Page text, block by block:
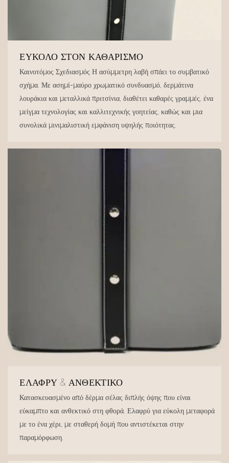
ΕΎΚΟΛΟ ΣΤΟΝ ΚΑΘΑΡΙΣΜΌ
Καινοτόμος Σχεδιασμός Η ασύμμετρη λαβή σπάει το συμβατικό
σχήμα. Με ασημί-μαύρο χρωματικό συνδυασμό, δερμάτινα
λουράκια και μεταλλικά πριτσίνια, διαθέτει καθαρές γραμμές, ένα
μείγμα τεχνολογίας και καλλιτεχνικής γοητείας, καθώς και μια
συνολικά μινιμαλιστική εμφάνιση υψηλής ποιότητας.
ΕΛΑΦΡΎ & ΑΝΘΕΚΤΙΚΌ
Κατασκευασμένο από δέρμα σέλας διπλής όψης που είναι
εύκαμπτο και ανθεκτικό στη φθορά. Ελαφρύ για εύκολη μεταφορά
με το ένα χέρι, με σταθερή δομή που αντιστέκεται στην
παραμόρφωση.